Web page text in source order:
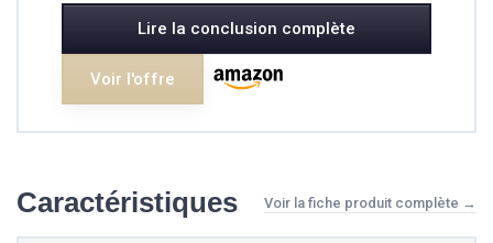
Lire la conclusion complète
Voir l'offre
Caractéristiques Voir la fiche produit complète →